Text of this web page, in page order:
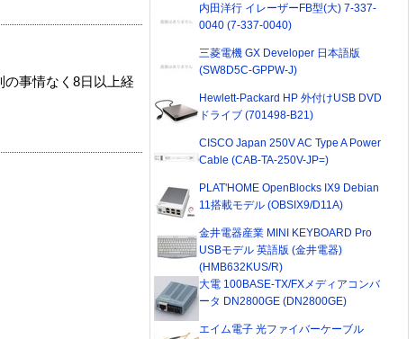
事情なく8日以上経
内田洋行 イレーザーFB型(大) 7-337-
0040 (7-337-0040)
三菱電機 GX Developer 日本語版
(SW8D5C-GPPW-J)
Hewlett-Packard HP 外付けUSB DVD
ドライブ (701498-B21)
CISCO Japan 250V AC Type A Power
Cable (CAB-TA-250V-JP=)
PLAT'HOME OpenBlocks IX9 Debian
11搭載モデル (OBSIX9/D11A)
金井電器産業 MINI KEYBOARD Pro
USBモデル 英語版 (金井電器)
(HMB632KUS/R)
大電 100BASE-TX/FXメディアコンバ
ータ DN2800GE (DN2800GE)
エイム電子 光ファイバーケーブル